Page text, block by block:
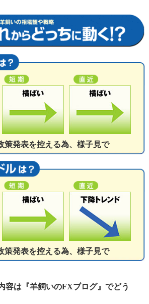
策発表を控える為、様子見で
策発表を控える為、様子見で
は『羊飼いのFXブログ』でどう